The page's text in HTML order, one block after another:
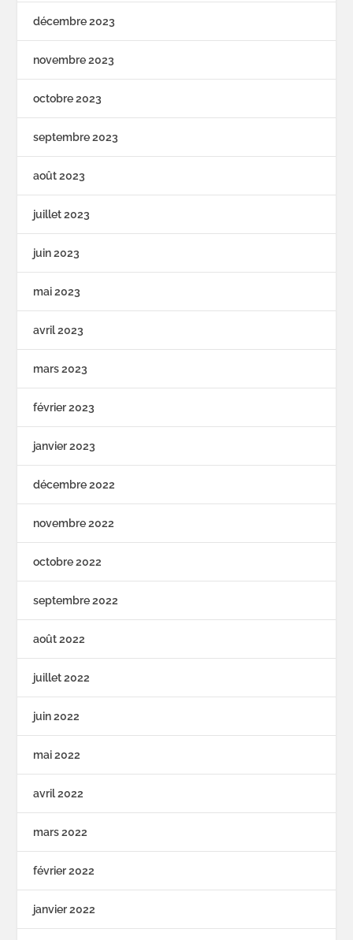
décembre 2023
novembre 2023
octobre 2023
septembre 2023
août 2023
juillet 2023
juin 2023
mai 2023
avril 2023
mars 2023
février 2023
janvier 2023
décembre 2022
novembre 2022
octobre 2022
septembre 2022
août 2022
juillet 2022
juin 2022
mai 2022
avril 2022
mars 2022
février 2022
janvier 2022